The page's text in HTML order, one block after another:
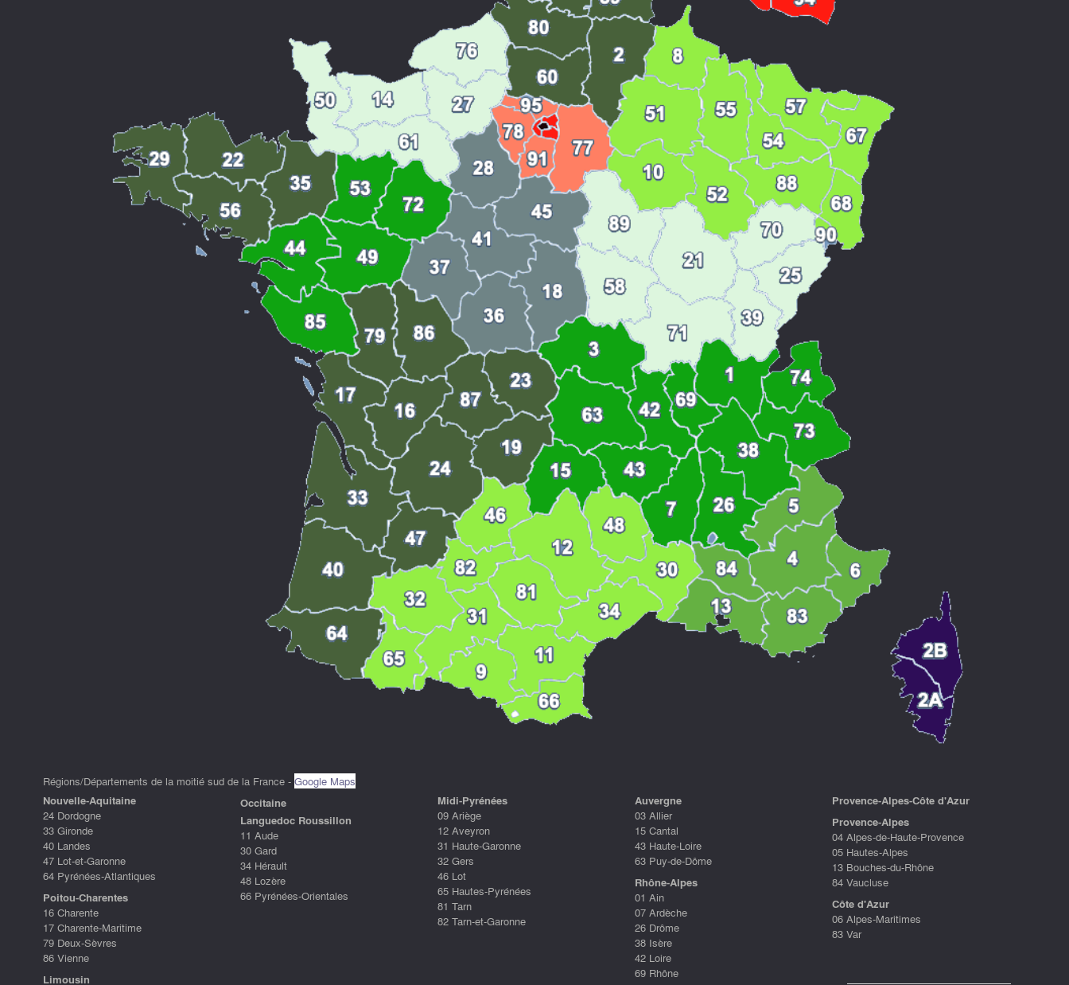
Régions/Départements de la moitié sud de la France - Google Maps
Nouvelle-Aquitaine
24 Dordogne
33 Gironde
40 Landes
47 Lot-et-Garonne
64 Pyrénées-Atlantiques
Poitou-Charentes
16 Charente
17 Charente-Maritime
79 Deux-Sèvres
86 Vienne
Limousin
Occitaine
Languedoc Roussillon
11 Aude
30 Gard
34 Hérault
48 Lozère
66 Pyrénées-Orientales
Midi-Pyrénées
09 Ariège
12 Aveyron
31 Haute-Garonne
32 Gers
46 Lot
65 Hautes-Pyrénées
81 Tarn
82 Tarn-et-Garonne
Auvergne
03 Allier
15 Cantal
43 Haute-Loire
63 Puy-de-Dôme
Rhône-Alpes
01 Ain
07 Ardèche
26 Drôme
38 Isère
42 Loire
69 Rhône
Provence-Alpes-Côte d'Azur
Provence-Alpes
04 Alpes-de-Haute-Provence
05 Hautes-Alpes
13 Bouches-du-Rhône
84 Vaucluse
Côte d'Azur
06 Alpes-Maritimes
83 Var